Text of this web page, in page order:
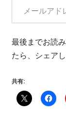
開
き
最後までお読
たら、シェア
共有: